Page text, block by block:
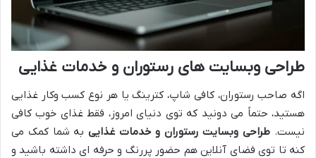
طراحی وبسایت های رستوران و خدمات غذایی
اگه صاحب رستوران، کافی شاپ، کترینگ یا هر نوع کسب وکار غذایی
هستید، حتماً می دونید که توی دنیای امروز، فقط غذای خوب کافی
نیست. طراحی وبسایت رستوران و خدمات غذاییبه شما کمک می
کنه تا توی فضای آنلاین هم حضور پررنگ و حرفه ای داشته باشید و